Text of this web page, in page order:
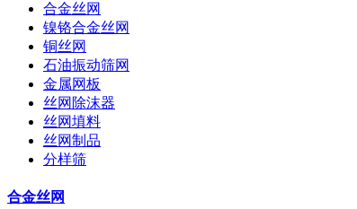
合金丝网
镍铬合金丝网
铜丝网
石油振动筛网
金属网板
丝网除沫器
丝网填料
丝网制品
分样筛
合金丝网